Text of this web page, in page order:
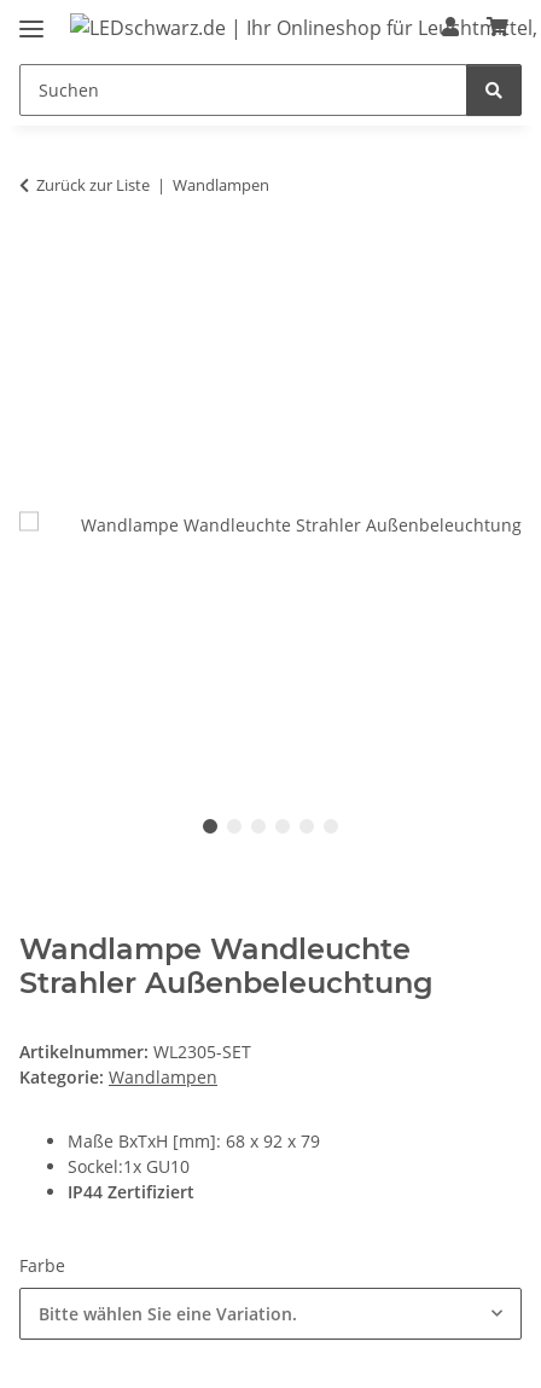
Zurück zur Liste Wandlampen
Wandlampe Wandleuchte
Strahler Außenbeleuchtung
Artikelnummer: WL2305-SET
Kategorie: Wandlampen
Maße BxTxH [mm]: 68 x 92 x 79
Sockel:1x GU10
IP44 Zertifiziert
Farbe
Bitte wählen Sie eine Variation.